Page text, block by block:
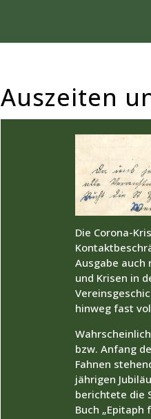
Auszeiten
Die Corona-
Ausgabe auch
und Krisen in
hinweg fast
bzw. Anfang
Fahnen
jährigen
berichtete die
Buch